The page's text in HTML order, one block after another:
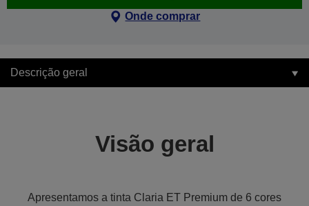
Onde comprar
Descrição geral
Visão geral
Apresentamos a tinta Claria ET Premium de 6 cores